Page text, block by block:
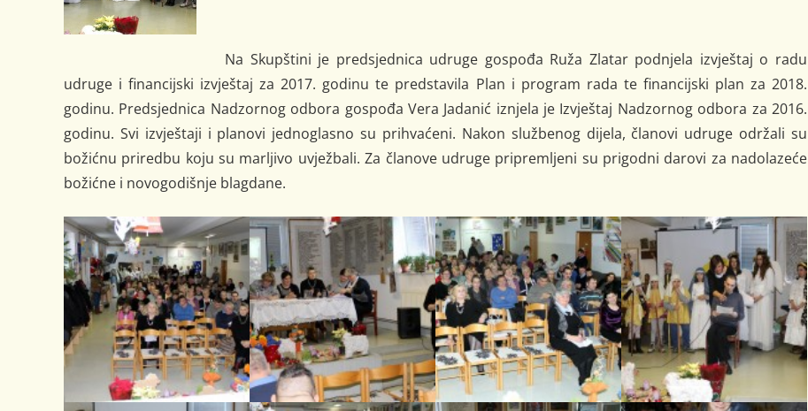
Na Skupštini je predsjednica udruge gospođa Ruža Zlatar podnjela izvještaj o radu
udruge i financijski izvještaj za 2017. godinu te predstavila Plan i program rada te financijski plan za 2018.
godinu. Predsjednica Nadzornog odbora gospođa Vera Jadanić iznjela je Izvještaj Nadzornog odbora za 2016.
godinu. Svi izvještaji i planovi jednoglasno su prihvaćeni. Nakon službenog dijela, članovi udruge održali su
božićnu priredbu koju su marljivo uvježbali. Za članove udruge pripremljeni su prigodni darovi za nadolazeće
božićne i novogodišnje blagdane.